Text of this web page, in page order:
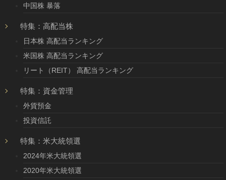
中国株 暴落
特集：高配当株
日本株 高配当ランキング
米国株 高配当ランキング
リート（REIT） 高配当ランキング
特集：資金管理
外貨預金
投資信託
特集：米大統領選
2024年米大統領選
2020年米大統領選